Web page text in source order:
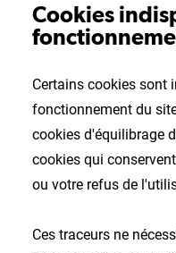
Cookies
Certains cookies sont
fonctionnement du
cookies d'équilibrage
cookies qui
ou votre refus de
Ces traceurs ne